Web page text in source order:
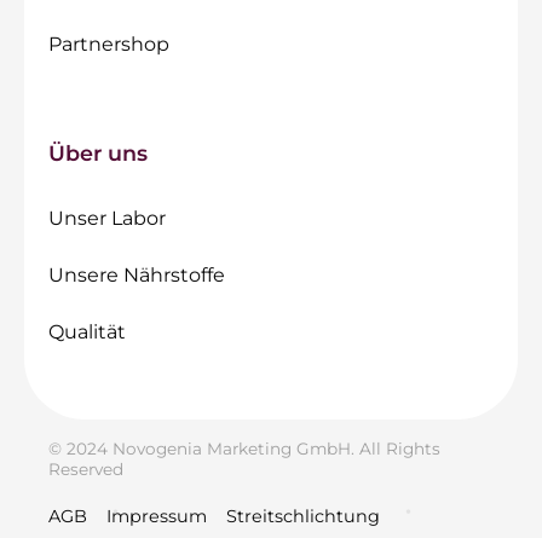
Partnershop
Über uns
Unser Labor
Unsere Nährstoffe
Qualität
© 2024 Novogenia Marketing GmbH. All Rights
Reserved
AGB Impressum Streitschlichtung